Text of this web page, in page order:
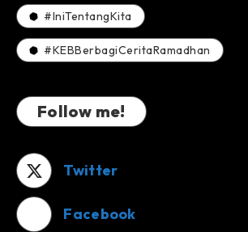
#IniTentangKita
#KEBBerbagiCeritaRamadhan
Follow me!
Twitter
Facebook